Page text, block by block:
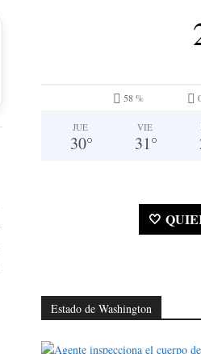
58 %
JUE
30°
VIE
31°
🤍
Estado de Washington